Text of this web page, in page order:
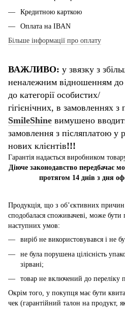
Кредитною карткою
Оплата на IBAN
Більше інформації про оплату
ВАЖЛИВО: у звязку з
неналежним відношенням до
до категорії особистих/
гігієнічних, в замовленнях
SmileShine вимушено
замовлення з післяплатою у
нових клієнтів!!!
Гарантія надається виробником
Діюче законодавство передбачає
протягом 14 днів з дня
Продукція, що з об’єктивних
сподобалася споживачеві, може бути
наступних умов:
виріб не використовувався і не
не була порушена цілісність
зірвані;
товар не включений до переліку
Окрім того, у покупця має бути
чек (гарантійний талон на продукт,